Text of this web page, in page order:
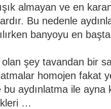
almayan ve en
Bu nedenle
banyoyu en
şey tavandan bir
homojen fakat
bu aydınlatma ile ayna
…